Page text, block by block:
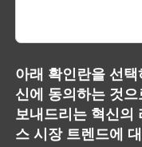
아래 확인란을 선
신에 동의하는 것
보내드리는 혁신의
스 시장 트렌드에